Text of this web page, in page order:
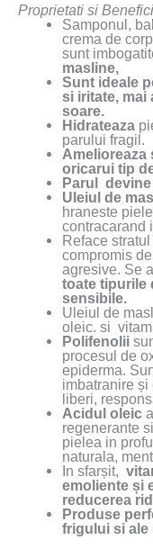
Proprietati si
Samponul,
crema de
sunt
masline,
Sunt ideale
si iritate, mai
soare.
Hidrateaza
parului fragil.
Amelioreaza
oricarui tip
Parul
Uleiul de
hraneste
contracarand
Reface
compromis
agresive. Se
toate tipurile
sensibile.
Uleiul de
oleic. si
Polifenolii
procesul de
epiderma.
imbatranire
liberi,
Acidul oleic
regenerante
pielea in
naturala,
In sfarșit,
emoliente și
reducerea
Produse
frigului si ale